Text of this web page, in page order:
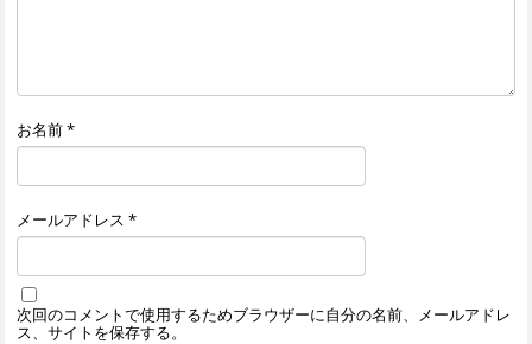
お名前*
メールアドレス *
次回のコメントで使用するためブラウザーに自分の名前、メールアドレ
ス、サイトを保存する。